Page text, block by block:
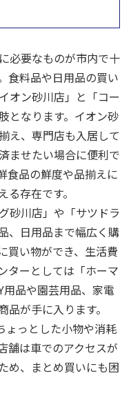
必要なものが市内で十
食料品や日用品の買い
オン砂川店」と「コー
となります。イオン砂
え、専門店も入居して
ませたい場合に便利で
食品の鮮度や品揃えに
存在です。
砂川店」や「サツドラ
、日用品まで幅広く購
買い物ができ、生活費
ターとしては「ホーマ
品や園芸用品、家電
が手に入ります。
ょっとした小物や消耗
舗は車でのアクセスが
め、まとめ買いにも困